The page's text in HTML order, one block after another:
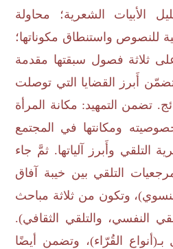
الأبيات الشعرية؛ محاولة
للنصوص واستنطاق مكوناتها؛
ثلاثة فصول سبقتها مقدمة
أَبرز القضايا التي توصلت
تضمن التمهيد: مكانة المرأة
ومكانتها في المجتمع
التلقي وأَبرز آلياتها. ثمَّ جاء
التلقي بين خيبة آفاق
وتكون من ثلاثة مباحث
النفسي، والتلقي الثقافي).
القُرّاء)، وتضمن أيضًا